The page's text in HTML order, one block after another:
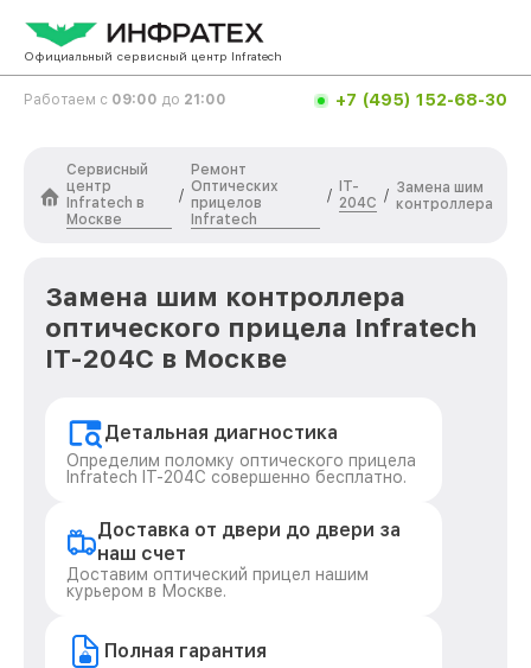
Официальный сервисный центр Infratech
Работаем с 09:00 до 21:00 +7 (495) 152-68-30
Сервисный
центр
Infratech в
Москве
/
Ремонт
Оптических
прицелов
Infratech
/
IT-
204C / Замена шим
контроллера
Замена шим контроллера
оптического прицела Infratech
IT-204C в Москве
Детальная диагностика
Определим поломку оптического прицела
Infratech IT-204C совершенно бесплатно.
Доставка от двери до двери за
наш счет
Доставим оптический прицел нашим
курьером в Москве.
Полная гарантия